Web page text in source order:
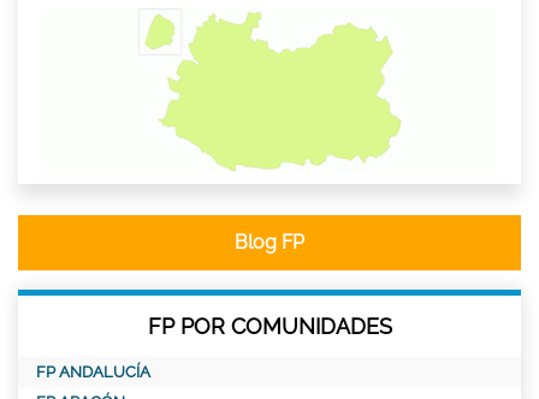
Blog FP
FP POR COMUNIDADES
FP ANDALUCÍA